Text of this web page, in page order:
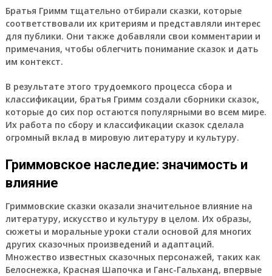
Братья Гримм тщательно отбирали сказки, которые
соответствовали их критериям и представляли интерес
для публики. Они также добавляли свои комментарии и
примечания, чтобы облегчить понимание сказок и дать
им контекст.
В результате этого трудоемкого процесса сбора и
классификации, братья Гримм создали сборники сказок,
которые до сих пор остаются популярными во всем мире.
Их работа по сбору и классификации сказок сделала
огромный вклад в мировую литературу и культуру.
Гриммовское наследие: значимость и
влияние
Гриммовские сказки оказали значительное влияние на
литературу, искусство и культуру в целом. Их образы,
сюжеты и моральные уроки стали основой для многих
других сказочных произведений и адаптаций.
Множество известных сказочных персонажей, таких как
Белоснежка, Красная Шапочка и Ганс-Гальханд, впервые